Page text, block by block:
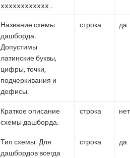
xxxxxxxxxxxx .
Название схемы
дашборда.
Допустимы
латинские буквы,
цифры, точки,
подчеркивания и
дефисы.
строка да
Краткое описание
схемы дашборда.
строка нет
Тип схемы. Для
дашбордов всегда
строка да